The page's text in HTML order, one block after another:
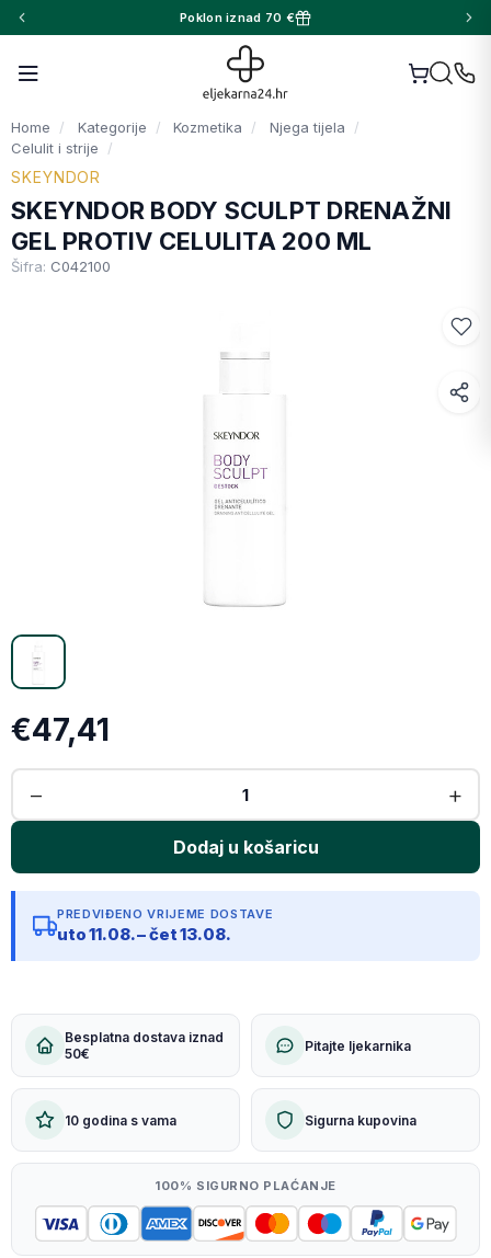
Poklon iznad 70 €
Home Kategorije Kozmetika
Njega tijela
Celulit i strije
SKEYNDOR
SKEYNDOR BODY SCULPT DRENAŽNI
GEL PROTIV CELULITA 200 ML
Šifra: C042100
€47,41
PREDVIĐENO VRIJEME DOSTAVE
uto 11.08. – čet 13.08.
Besplatna dostava iznad
50€
Pitajte ljekarnika
10 godina s vama Sigurna kupovina
100% SIGURNO PLAĆANJE